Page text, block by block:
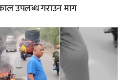
उपलब्ध गराउन माग